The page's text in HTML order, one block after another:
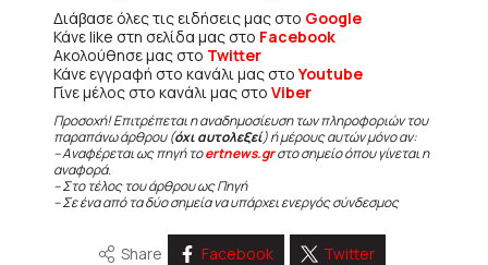
Διάβασε όλες τις ειδήσεις μας στο Google
Κάνε like στη σελίδα μας στο Facebook
Ακολούθησε μας στο Twitter
Κάνε εγγραφή στο κανάλι μας στοYoutube
Γίνε μέλος στο κανάλι μας στο Viber
Προσοχή! Επιτρέπεται η αναδημοσίευση των πληροφοριών του
παραπάνω άρθρου (όχι αυτολεξεί) ή μέρους αυτών μόνο αν:
– Αναφέρεται ως πηγή τοertnews.grστο σημείο όπου γίνεται η
αναφορά.
– Στο τέλος του άρθρου ως Πηγή
– Σε ένα από τα δύο σημεία να υπάρχει ενεργός σύνδεσμος
Share Facebook Twitter